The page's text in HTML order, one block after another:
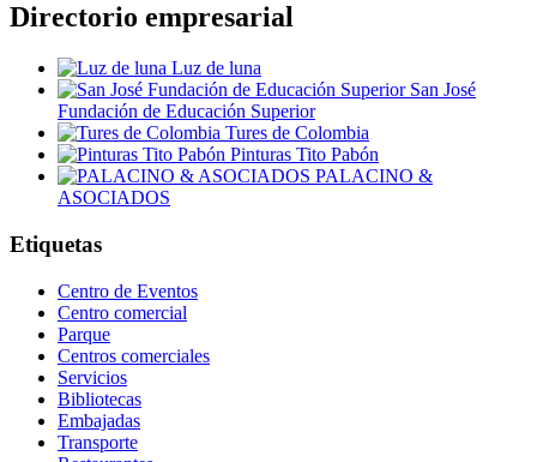
Directorio empresarial
Luz de luna
San José
Fundación de Educación Superior
Tures de Colombia
Pinturas Tito Pabón
PALACINO &
ASOCIADOS
Etiquetas
Centro de Eventos
Centro comercial
Parque
Centros comerciales
Servicios
Bibliotecas
Embajadas
Transporte